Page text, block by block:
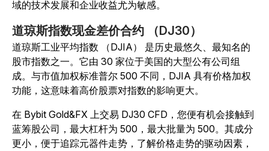
域的技术发展和企业收益尤为敏感。
道琼斯指数现金差价合约 （DJ30）
道琼斯工业平均指数 （DJIA） 是历史最悠久、最知名的
股市指数之一。它由 30 家位于美国的大型公有公司组
成。与市值加权标准普尔 500 不同，DJIA 具有价格加权
功能，这意味着高价股票对指数的影响更大。
在 Bybit Gold&FX 上交易 DJ30 CFD，您便有机会接触到
蓝筹股公司，最大杠杆为 500，最大批量为 500。其成分
更小，便于追踪元器件走势，了解价格走势的驱动因素，